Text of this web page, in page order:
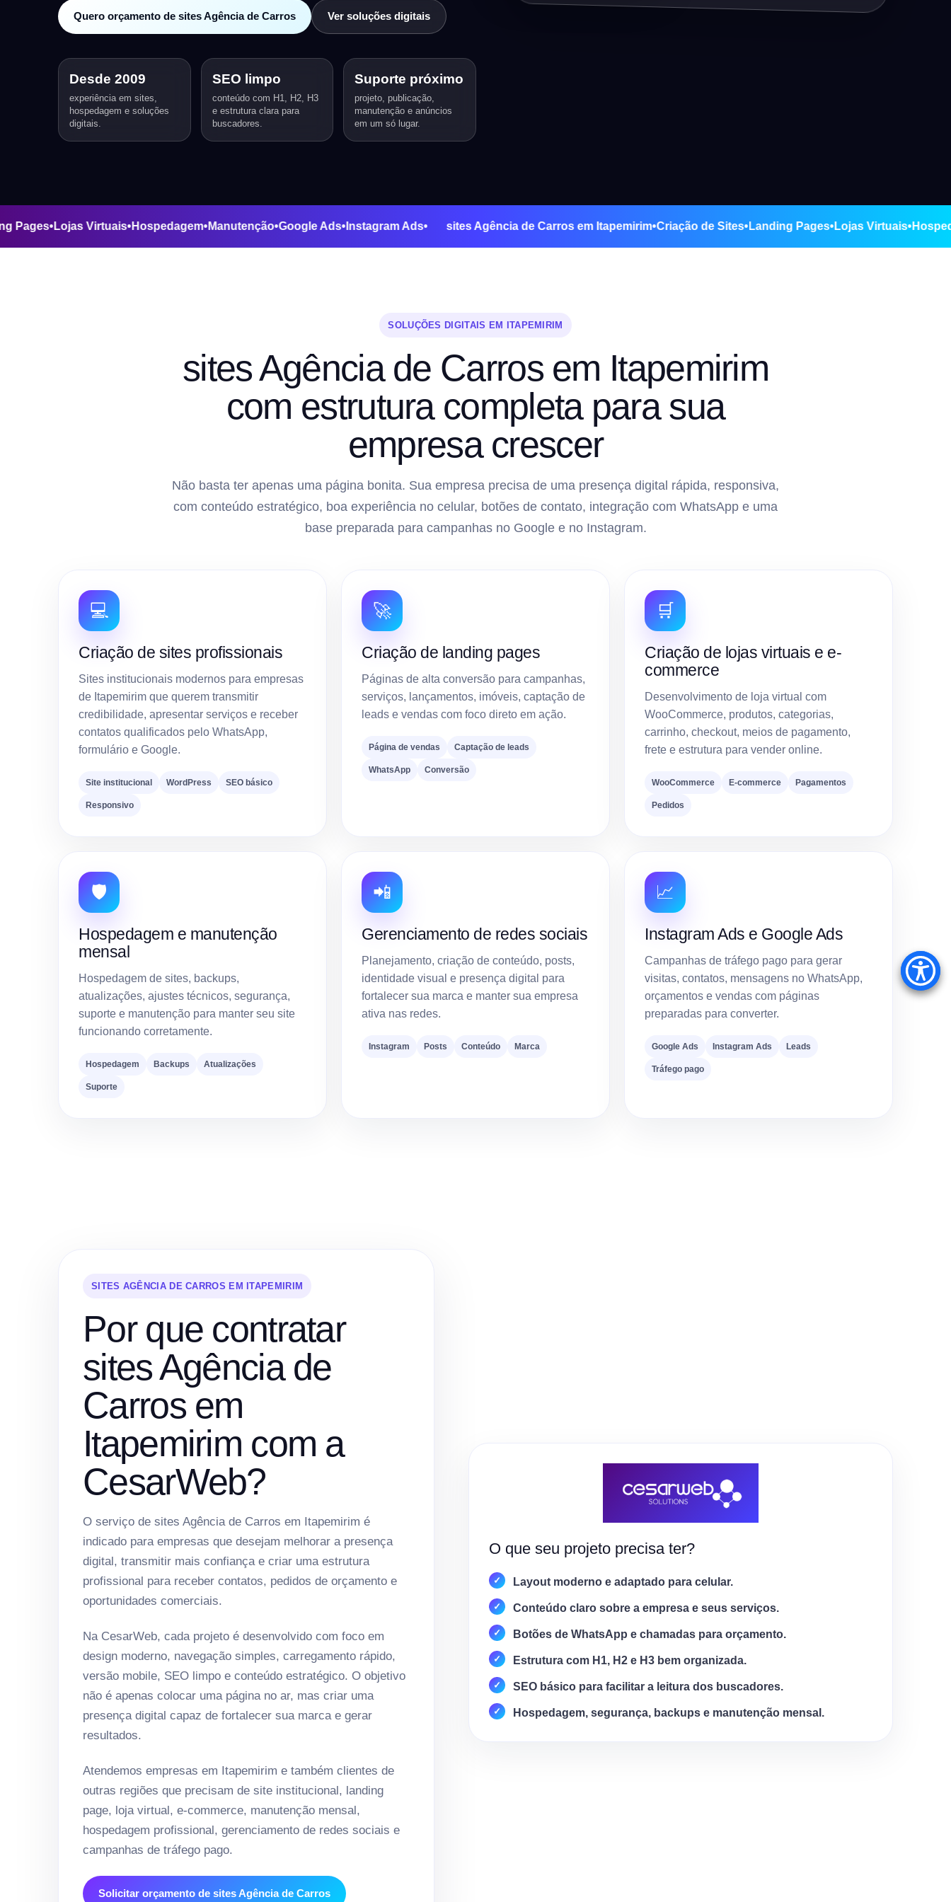
Quero orçamento de sites Agência de Carros Ver soluções digitais
Desde 2009
experiência em sites,
hospedagem e soluções
digitais.
SEO limpo
conteúdo com H1, H2, H3
e estrutura clara para
buscadores.
Suporte próximo
projeto, publicação,
manutenção e anúncios
em um só lugar.
Landing Pages•Lojas Virtuais•Hospedagem•Manutenção•Google Ads•Instagram Ads• sites Agência de Carros em Itapemirim•Criação de Sites•Landing Pages•Lojas Virtuais•
SOLUÇÕES DIGITAIS EM ITAPEMIRIM
sites Agência de Carros em Itapemirim
com estrutura completa para sua
empresa crescer
Não basta ter apenas uma página bonita. Sua empresa precisa de uma presença digital rápida, responsiva,
com conteúdo estratégico, boa experiência no celular, botões de contato, integração com WhatsApp e uma
base preparada para campanhas no Google e no Instagram.
💻
Criação de sites profissionais
Sites institucionais modernos para empresas
de Itapemirim que querem transmitir
credibilidade, apresentar serviços e receber
contatos qualificados pelo WhatsApp,
formulário e Google.
Site institucional WordPress SEO básico
Responsivo
🚀
Criação de landing pages
Páginas de alta conversão para campanhas,
serviços, lançamentos, imóveis, captação de
leads e vendas com foco direto em ação.
Página de vendas Captação de leads
WhatsApp Conversão
🛒
Criação de lojas virtuais e e-
commerce
Desenvolvimento de loja virtual com
WooCommerce, produtos, categorias,
carrinho, checkout, meios de pagamento,
frete e estrutura para vender online.
WooCommerce E-commerce Pagamentos
Pedidos
🛡️
Hospedagem e manutenção
mensal
Hospedagem de sites, backups,
atualizações, ajustes técnicos, segurança,
suporte e manutenção para manter seu site
funcionando corretamente.
Hospedagem Backups Atualizações
Suporte
📲
Gerenciamento de redes sociais
Planejamento, criação de conteúdo, posts,
identidade visual e presença digital para
fortalecer sua marca e manter sua empresa
ativa nas redes.
Instagram Posts Conteúdo Marca
📈
Instagram Ads e Google Ads
Campanhas de tráfego pago para gerar
visitas, contatos, mensagens no WhatsApp,
orçamentos e vendas com páginas
preparadas para converter.
Google Ads Instagram Ads Leads
Tráfego pago
SITES AGÊNCIA DE CARROS EM ITAPEMIRIM
Por que contratar
sites Agência de
Carros em
Itapemirim com a
CesarWeb?
O serviço de sites Agência de Carros em Itapemirim é
indicado para empresas que desejam melhorar a presença
digital, transmitir mais confiança e criar uma estrutura
profissional para receber contatos, pedidos de orçamento e
oportunidades comerciais.
Na CesarWeb, cada projeto é desenvolvido com foco em
design moderno, navegação simples, carregamento rápido,
versão mobile, SEO limpo e conteúdo estratégico. O objetivo
não é apenas colocar uma página no ar, mas criar uma
presença digital capaz de fortalecer sua marca e gerar
resultados.
Atendemos empresas em Itapemirim e também clientes de
outras regiões que precisam de site institucional, landing
page, loja virtual, e-commerce, manutenção mensal,
hospedagem profissional, gerenciamento de redes sociais e
campanhas de tráfego pago.
Solicitar orçamento de sites Agência de Carros
O que seu projeto precisa ter?
Layout moderno e adaptado para celular.
Conteúdo claro sobre a empresa e seus serviços.
Botões de WhatsApp e chamadas para orçamento.
Estrutura com H1, H2 e H3 bem organizada.
SEO básico para facilitar a leitura dos buscadores.
Hospedagem, segurança, backups e manutenção mensal.